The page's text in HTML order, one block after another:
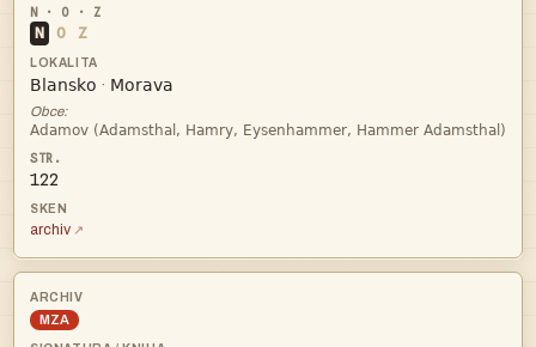
N O Z
 · 
Obce:

122
archiv
MZA